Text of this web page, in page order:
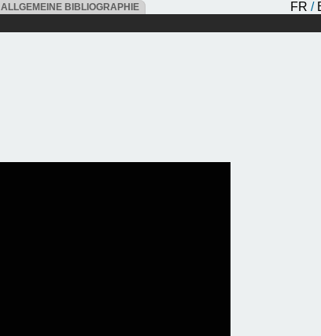
ALLGEMEINE BIBLIOGRAPHIE FR /